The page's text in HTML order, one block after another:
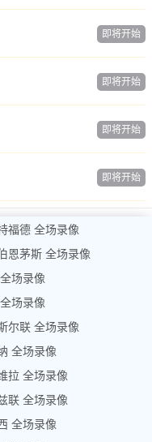
即将开始
即将开始
即将开始
即将开始
福德 全场录像
恩茅斯 全场录像
场录像
场录像
尔联 全场录像
全场录像
拉 全场录像
联 全场录像
全场录像